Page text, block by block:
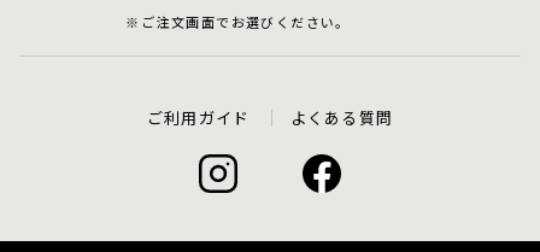
ご注文画面でお選びください。
ご利用ガイド よくある質問